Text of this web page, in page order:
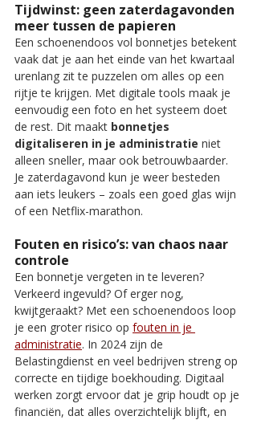
Tijdwinst: geen zaterdagavonden
meer tussen de papieren
Een schoenendoos vol bonnetjes betekent
vaak dat je aan het einde van het kwartaal
urenlang zit te puzzelen om alles op een
rijtje te krijgen. Met digitale tools maak je
eenvoudig een foto en het systeem doet
de rest. Dit maakt bonnetjes
digitaliseren in je administratie niet
alleen sneller, maar ook betrouwbaarder.
Je zaterdagavond kun je weer besteden
aan iets leukers – zoals een goed glas wijn
of een Netflix-marathon.
Fouten en risico’s: van chaos naar
controle
Een bonnetje vergeten in te leveren?
Verkeerd ingevuld? Of erger nog,
kwijtgeraakt? Met een schoenendoos loop
je een groter risico op fouten in je
administratie. In 2024 zijn de
Belastingdienst en veel bedrijven streng op
correcte en tijdige boekhouding. Digitaal
werken zorgt ervoor dat je grip houdt op je
financiën, dat alles overzichtelijk blijft, en